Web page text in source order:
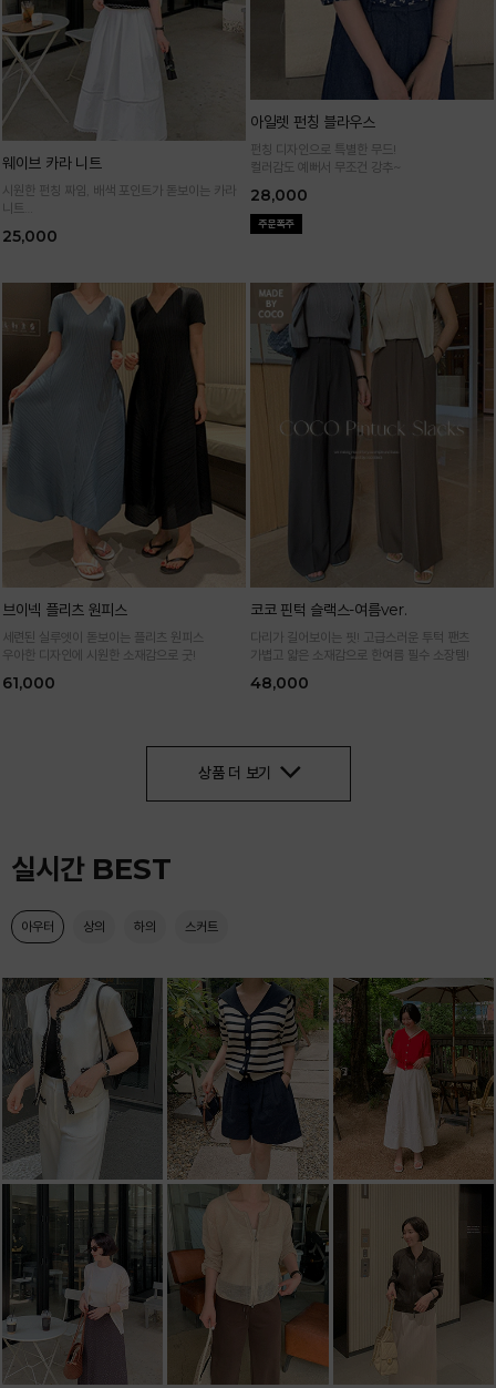
웨이브 카라 니트
시원한 펀칭 짜임, 배색 포인트가 돋보이는 카라
니트
하게 입어요
25,000
아일렛 펀칭 블라우스
펀칭 디자인으로 특별한 무드!
컬러감도 예뻐서 무조건 강추~
28,000
브이넥 플리츠 원피스
세련된 실루엣이 돋보이는 플리츠 원피스
우아한 디자인에 시원한 소재감으로 굿!
61,000
코코 핀턱 슬랙스-여름ver.
다리가 길어보이는 핏! 고급스러운 투턱 팬츠
가볍고 얇은 소재감으로 한여름 필수 소장템!
48,000
상품 더 보기
실시간 BEST
아우터 상의 하의 스커트